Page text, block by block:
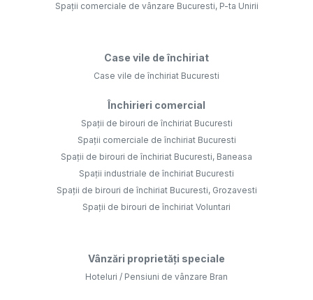
Spații comerciale de vânzare Bucuresti, P-ta Unirii
Case vile de închiriat
Case vile de închiriat Bucuresti
Închirieri comercial
Spații de birouri de închiriat Bucuresti
Spații comerciale de închiriat Bucuresti
Spații de birouri de închiriat Bucuresti, Baneasa
Spații industriale de închiriat Bucuresti
Spații de birouri de închiriat Bucuresti, Grozavesti
Spații de birouri de închiriat Voluntari
Vânzări proprietăți speciale
Hoteluri / Pensiuni de vânzare Bran